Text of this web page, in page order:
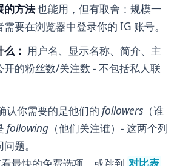
的方法也能用，但有取舍：规模一
要在浏览器中登录你的 IG 账号。
： 用户名、显示名称、简介、主
开的粉丝数/关注数 - 不包括私人联
认你需要的是他们的followers （谁
following （他们关注谁）- 这两个列
题。
最快的免费选项，或跳到 对比表